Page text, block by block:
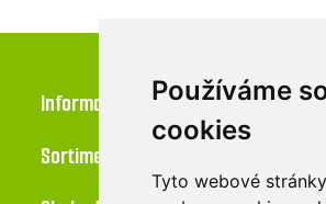
Používáme
cookies
Tyto webové
Informace
Sortiment